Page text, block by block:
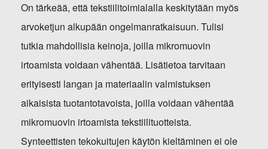
On tärkeää, että tekstiilitoimialalla keskitytään myös
arvoketjun alkupään ongelmanratkaisuun. Tulisi
tutkia mahdollisia keinoja, joilla mikromuovin
irtoamista voidaan vähentää. Lisätietoa tarvitaan
erityisesti langan ja materiaalin valmistuksen
aikaisista tuotantotavoista, joilla voidaan vähentää
mikromuovin irtoamista tekstiilituotteista.
Synteettisten tekokuitujen käytön kieltäminen ei ole